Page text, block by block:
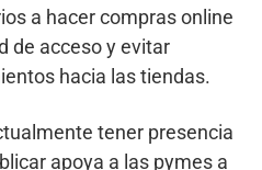
a hacer compras online
de acceso y evitar
hacia las tiendas.
tener presencia
apoya a las pymes a